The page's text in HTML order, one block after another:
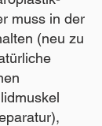
muss in der
(neu zu